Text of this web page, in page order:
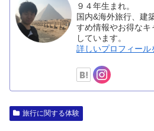
９４年生まれ。
国内&海外旅行、建
すめ情報やお得なキ
しています。
詳しいプロフィール
旅行に関する体験